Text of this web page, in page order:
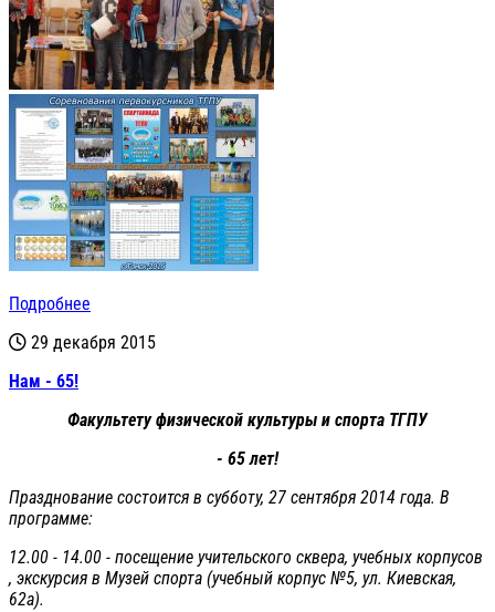
Подробнее
29 декабря 2015
Нам - 65!
Факультету физической культуры и спорта ТГПУ
- 65 лет!
Празднование состоится в субботу, 27 сентября 2014 года. В
программе:
12.00 - 14.00 - посещение учительского сквера, учебных корпусов
, экскурсия в Музей спорта (учебный корпус №5, ул. Киевская,
62а).